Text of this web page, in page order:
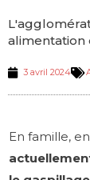
alimentation
3 avril 2024
En famille,